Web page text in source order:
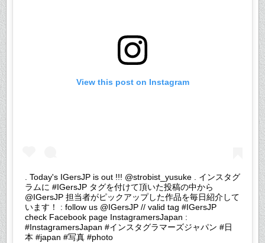
View this post on Instagram
. Today's IGersJP is out !!! @strobist_yusuke . インスタグ
ラムに #IGersJP タグを付けて頂いた投稿の中から
@IGersJP 担当者がピックアップした作品を毎日紹介して
います！ : follow us @IGersJP // valid tag #IGersJP
check Facebook page InstagramersJapan :
#InstagramersJapan #インスタグラマーズジャパン #日
本 #japan #写真 #photo